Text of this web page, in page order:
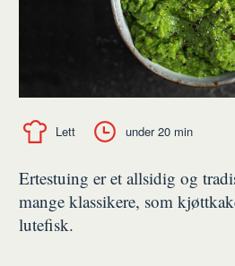
Lett under 20 min
Ertestuing er et allsidig og
mange klassikere, som
lutefisk.